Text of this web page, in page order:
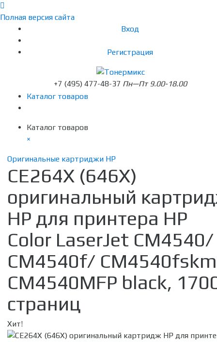
Полная версия сайта
Вход
Регистрация
+7 (495) 477-48-37 Пн—Пт 9.00-18.00
Каталог товаров
Каталог товаров
×
Оригинальные картриджи HP
CE264X (646X)
оригинальный
HP для принтера HP
Color LaserJet CM4540/
CM4540f/
CM4540MFP black,
страниц
Хит!